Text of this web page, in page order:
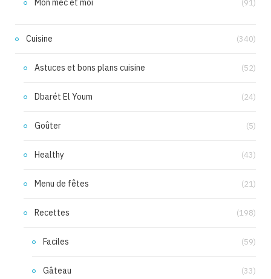
Mon mec et moi (91)
Cuisine (340)
Astuces et bons plans cuisine (52)
Dbarét El Youm (24)
Goûter (5)
Healthy (43)
Menu de fêtes (21)
Recettes (198)
Faciles (59)
Gâteau (33)